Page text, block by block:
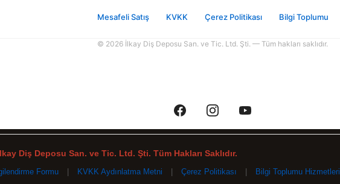
Mesafeli Satış KVKK Çerez Politikası Bilgi Toplumu
© 2026 İlkay Diş Deposu San. ve Tic. Ltd. Şti. — Tüm hakları saklıdır.
Diş Deposu San. ve Tic. Ltd. Şti. Tüm Hakları Saklıdır.
Formu | KVKK Aydınlatma Metni | Çerez Politikası | Bilgi Toplumu Hizmetleri